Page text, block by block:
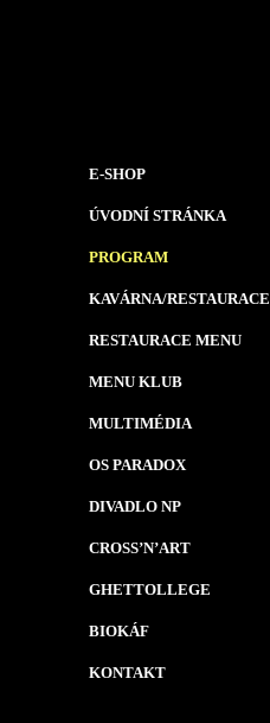
E-SHOP
ÚVODNÍ STRÁNKA
PROGRAM
KAVÁRNA/RESTAURACE
RESTAURACE MENU
MENU KLUB
MULTIMÉDIA
OS PARADOX
DIVADLO NP
CROSS’N’ART
GHETTOLLEGE
BIOKÁF
KONTAKT